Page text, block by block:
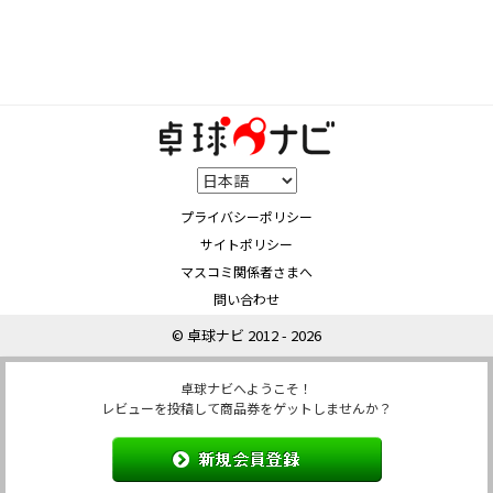
プライバシーポリシー
サイトポリシー
マスコミ関係者さまへ
問い合わせ
© 卓球ナビ 2012 - 2026
卓球ナビへようこそ！
レビューを投稿して商品券をゲットしませんか？